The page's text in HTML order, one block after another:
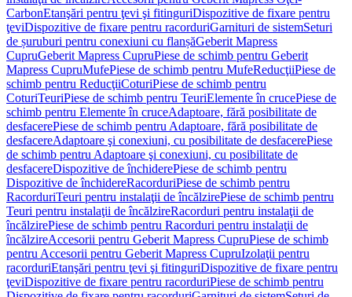
CarbonEtanşări pentru ţevi şi fitinguriDispozitive de fixare pentru
ţeviDispozitive de fixare pentru racorduriGarnituri de sistemSeturi
de șuruburi pentru conexiuni cu flanșăGeberit Mapress
CupruGeberit Mapress CupruPiese de schimb pentru Geberit
Mapress CupruMufePiese de schimb pentru MufeReducţiiPiese de
schimb pentru ReducţiiCoturiPiese de schimb pentru
CoturiTeuriPiese de schimb pentru TeuriElemente în crucePiese de
schimb pentru Elemente în cruceAdaptoare, fără posibilitate de
desfacerePiese de schimb pentru Adaptoare, fără posibilitate de
desfacereAdaptoare şi conexiuni, cu posibilitate de desfacerePiese
de schimb pentru Adaptoare şi conexiuni, cu posibilitate de
desfacereDispozitive de închiderePiese de schimb pentru
Dispozitive de închidereRacorduriPiese de schimb pentru
RacorduriTeuri pentru instalaţii de încălzirePiese de schimb pentru
Teuri pentru instalaţii de încălzireRacorduri pentru instalaţii de
încălzirePiese de schimb pentru Racorduri pentru instalaţii de
încălzireAccesorii pentru Geberit Mapress CupruPiese de schimb
pentru Accesorii pentru Geberit Mapress CupruIzolaţii pentru
racorduriEtanşări pentru ţevi şi fitinguriDispozitive de fixare pentru
ţeviDispozitive de fixare pentru racorduriPiese de schimb pentru